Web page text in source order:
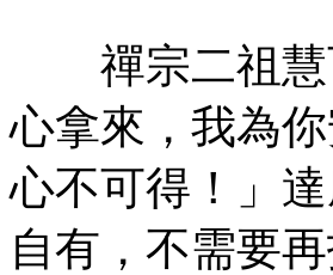
禪宗二祖慧
心拿來，我為
心不可得！」
自有，不需要